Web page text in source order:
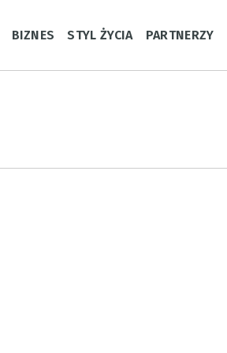
BIZNES STYL ŻYCIA PARTNERZY